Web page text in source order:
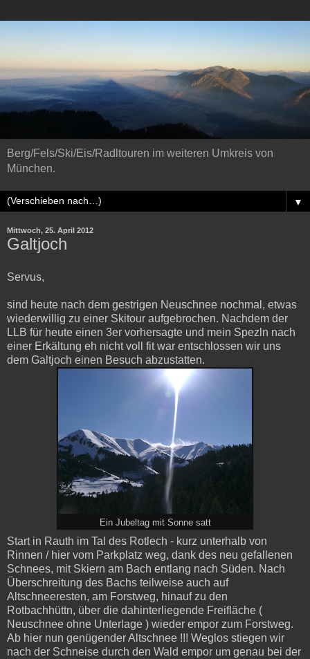
Berg/Fels/Ski/Eis/Radltouren im weiteren Umkreis von
München.
▼
Mittwoch, 25. April 2012
Galtjoch
Servus,
sind heute nach dem gestrigen Neuschnee nochmal, etwas
wiederwillig zu einer Skitour aufgebrochen. Nachdem der
LLB für heute einen 3er vorhersagte und mein Spezln nach
einer Erkältung eh nicht voll fit war entschlossen wir uns
dem Galtjoch einen Besuch abzustatten.
Ein Jubeltag mit Sonne satt
Start in Rauth im Tal des Rotlech - kurz unterhalb von
Rinnen / hier vom Parkplatz weg, dank des neu gefallenen
Schnees, mit Skiern am Bach entlang nach Süden. Nach
Überschreitung des Bachs teilweise auch auf
Altschneeresten, am Forstweg, hinauf zu den
Rotbachhüttn, über die dahinterliegende Freifläche (
Neuschnee ohne Unterlage ) wieder empor zum Forstweg.
Ab hier nun genügender Altschnee !!! Weglos stiegen wir
nach der Schneise durch den Wald empor um genau bei der